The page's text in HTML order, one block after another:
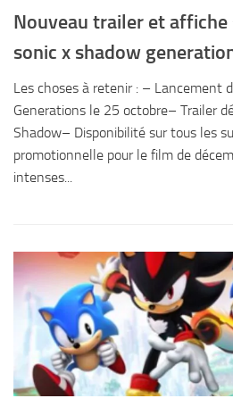
Nouveau trailer et affiche
sonic x shadow
Les choses à retenir : – Lancement
Generations le 25 octobre– Trailer
Shadow– Disponibilité sur tous les
promotionnelle pour le film de
intenses...